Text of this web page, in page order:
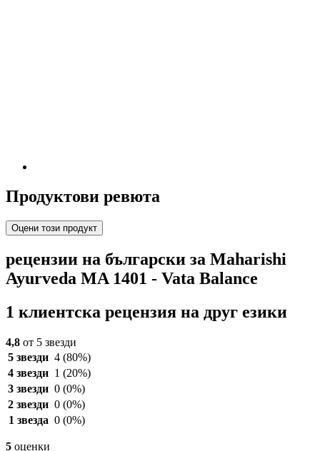
Продуктови ревюта
Оцени този продукт
рецензии на български за Maharishi
Ayurveda MA 1401 - Vata Balance
1 клиентска рецензия на друг езики
4,8 от 5 звезди
5 звезди 4 (80%)
4 звезди 1 (20%)
3 звезди 0 (0%)
2 звезди 0 (0%)
1 звезда 0 (0%)
5 оценки